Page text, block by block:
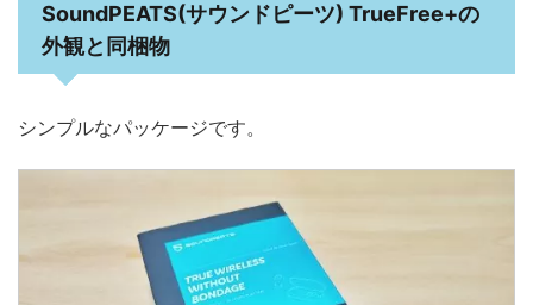
SoundPEATS(サウンドピーツ) TrueFree+の
外観と同梱物
シンプルなパッケージです。